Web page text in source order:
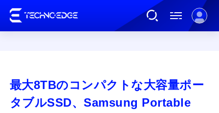
最大8TBのコンパクトな大容量ポー
タブルSSD、Samsung Portable